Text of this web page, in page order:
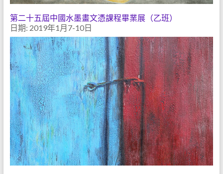
第二十五屆中國水墨畫文憑課程畢業展（乙班）
日期: 2019年1月7-10日